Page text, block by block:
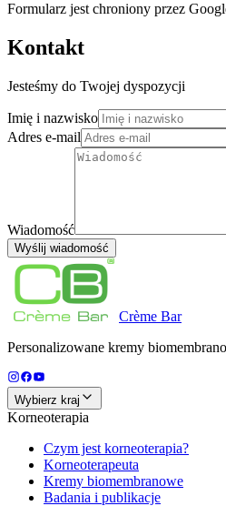
Formularz jest chroniony przez
Kontakt
Jesteśmy do Twojej dyspozycji
Imię i nazwisko
Adres e-mail
Wiadomość
Wyślij wiadomość
Crème Bar
Personalizowane kremy
Wybierz kraj
Korneoterapia
Czym jest korneoterapia?
Korneoterapeuta
Kremy biomembranowe
Badania i publikacje